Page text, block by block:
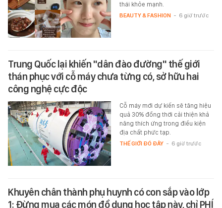
thái khỏe mạnh.
BEAUTY & FASHION - 6 giờ trước
Trung Quốc lại khiến "dân đào đường" thế giới
thán phục với cỗ máy chưa từng có, sở hữu hai
công nghệ cực độc
Cỗ máy mới dự kiến sẽ tăng hiệu
quả 30% đồng thời cải thiện khả
năng thích ứng trong điều kiện
địa chất phức tạp.
THẾ GIỚI ĐÓ ĐÂY - 6 giờ trước
Khuyên chân thành phụ huynh có con sắp vào lớp
1: Đừng mua các món đồ dụng học tập này, chỉ PHÍ